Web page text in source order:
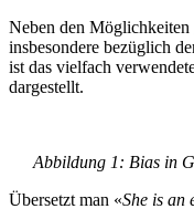
Neben den Möglichkeiten
insbesondere bezüglich
ist das vielfach
dargestellt.
Abbildung 1: Bias in
Übersetzt man «She is an